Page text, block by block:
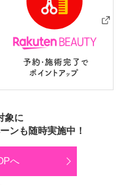
象に
ンも随時実施中！
へ